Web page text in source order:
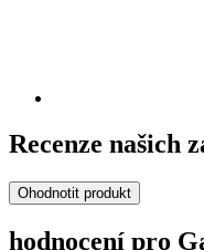
Recenze našich
Ohodnotit produkt
hodnocení pro